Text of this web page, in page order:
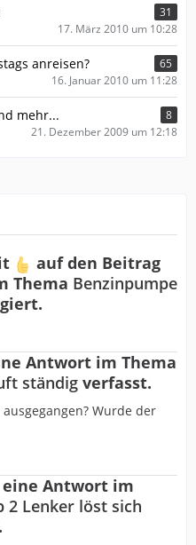
31
17. März 2010 um 10:28
anreisen?
65
16. Januar 2010 um 11:28
mehr...
8
21. Dezember 2009 um 12:18
auf den Beitrag
Thema Benzinpumpe
Antwort im Thema
ständig verfasst.
Wurde der
Antwort im
2 Lenker löst sich